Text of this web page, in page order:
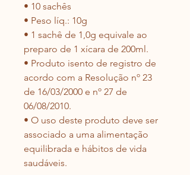
• 10 sachês
• Peso líq.: 10g
• 1 sachê de 1,0g equivale ao
preparo de 1 xícara de 200ml.
• Produto isento de registro de
acordo com a Resolução nº 23
de 16/03/2000 e nº 27 de
06/08/2010.
• O uso deste produto deve ser
associado a uma alimentação
equilibrada e hábitos de vida
saudáveis.